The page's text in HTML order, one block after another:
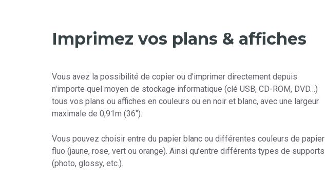
Imprimez vos plans & affiches
Vous avez la possibilité de copier ou d'imprimer directement depuis
n'importe quel moyen de stockage informatique (clé USB, CD-ROM, DVD…)
tous vos plans ou affiches en couleurs ou en noir et blanc, avec une largeur
maximale de 0,91m (36").
Vous pouvez choisir entre du papier blanc ou différentes couleurs de papier
fluo (jaune, rose, vert ou orange). Ainsi qu’entre différents types de supports
(photo, glossy, etc.).